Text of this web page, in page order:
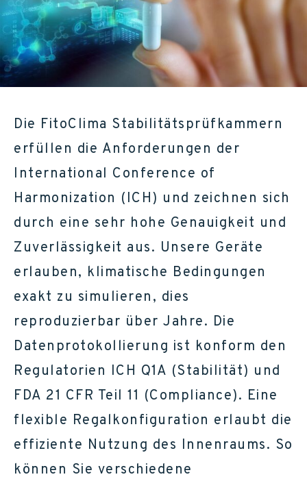
Die FitoClima Stabilitätsprüfkammern
erfüllen die Anforderungen der
International Conference of
Harmonization (ICH) und zeichnen sich
durch eine sehr hohe Genauigkeit und
Zuverlässigkeit aus. Unsere Geräte
erlauben, klimatische Bedingungen
exakt zu simulieren, dies
reproduzierbar über Jahre. Die
Datenprotokollierung ist konform den
Regulatorien ICH Q1A (Stabilität) und
FDA 21 CFR Teil 11 (Compliance). Eine
flexible Regalkonfiguration erlaubt die
effiziente Nutzung des Innenraums. So
können Sie verschiedene